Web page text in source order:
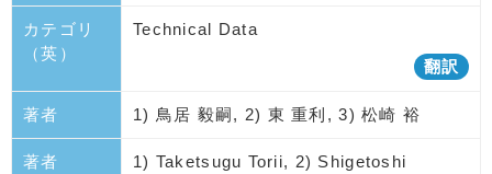
カテゴリ
（英）
Technical Data
翻訳
著者 1) 鳥居 毅嗣, 2) 東 重利, 3) 松崎 裕
著者
1) Taketsugu Torii, 2) Shigetoshi